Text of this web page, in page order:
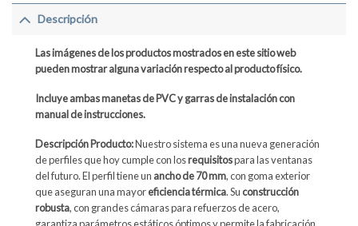
Descripción
Las imágenes de los productos mostrados en este sitio web
pueden mostrar alguna variación respecto al producto físico.
Incluye ambas manetas de PVC y garras de instalación con
manual de instrucciones.
Descripción Producto:Nuestro sistema es una nueva generación
de perfiles que hoy cumple con losrequisitospara las ventanas
del futuro. El perfil tiene un ancho de 70 mm, con goma exterior
que aseguran una mayoreficiencia térmica. Su construcción
robusta, con grandes cámaras para refuerzos de acero,
garantiza parámetros estáticos óptimos y permite la fabricación